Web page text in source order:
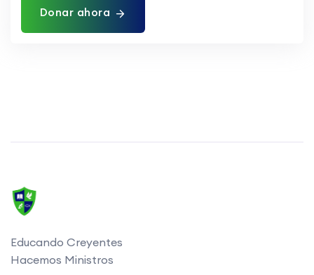
Donar ahora
Educando Creyentes
Hacemos Ministros